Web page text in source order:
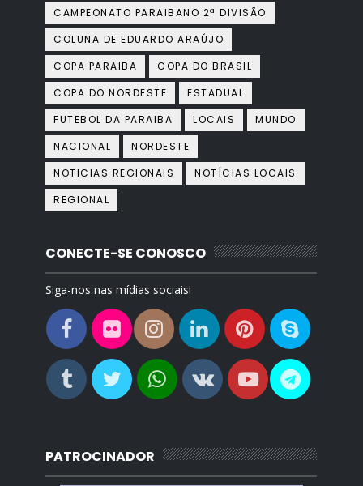
CAMPEONATO PARAIBANO 2ª DIVISÃO
COLUNA DE EDUARDO ARAÚJO
COPA PARAIBA
COPA DO BRASIL
COPA DO NORDESTE
ESTADUAL
FUTEBOL DA PARAIBA
LOCAIS
MUNDO
NACIONAL
NORDESTE
NOTICIAS REGIONAIS
NOTÍCIAS LOCAIS
REGIONAL
CONECTE-SE CONOSCO
Siga-nos nas mídias sociais!
PATROCINADOR